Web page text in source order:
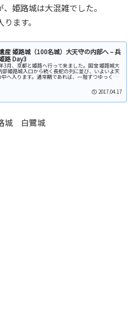
姫路城は大混雑でした。
ます。
産 姫路城（100名城）大天守の内部へ – 兵
路 Day3
3月、京都と姫路へ行って来ました。国宝 姫路城大
部姫路城入口から続く長蛇の列に並び、いよいよ天
中へ入ります。通常期であれば、一階ずつゆっくり
2017.04.17